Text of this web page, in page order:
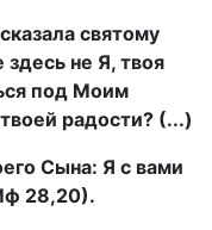
святому
не Я, твоя
под Моим
радости? (...)
Сына: Я с вами
28,20).